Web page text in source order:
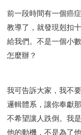
前一段時間有一個癌
教導了，就發現剋扣
給我們。不是一個小
怎麼辦？
我可告訴大家，我不
邏輯體系，讓你奉獻
不希望讓人跌倒。我
他的動機，不是為了他